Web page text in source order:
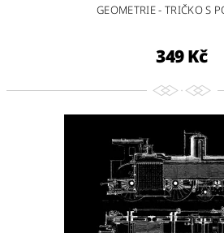
GEOMETRIE - TRIČKO S
349 Kč